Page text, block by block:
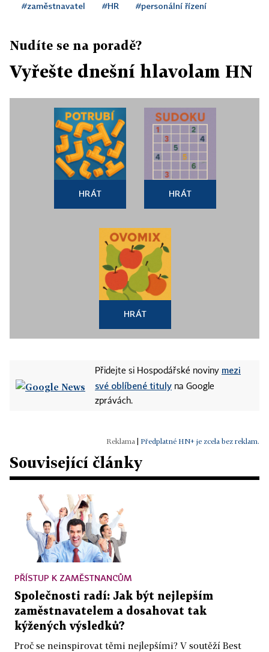
#zaměstnavatel #HR #personální řízení
Nudíte se na poradě?
Vyřešte dnešní hlavolam HN
HRÁT HRÁT
HRÁT
Přidejte si Hospodářské noviny mezi
své oblíbené tituly na Google
zprávách.
Předplatné HN+ je zcela bez reklam.
Související články
PŘÍSTUP K ZAMĚSTNANCŮM
Společnosti radí: Jak být nejlepším
zaměstnavatelem a dosahovat tak
kýžených výsledků?
Proč se neinspirovat těmi nejlepšími? V soutěží Best